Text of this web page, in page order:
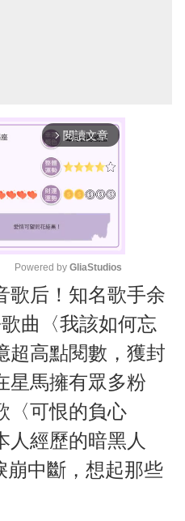
arrow_forward_ios 閱讀文章
M
u
t
e
Powered by GliaStudios
歌后！知名歌手余
曲〈我該如何忘
超高點閱數，獲封
星馬擁有眾多粉
〈可恨的負心
人經歷的暗黑人
崩中斷，想起那些